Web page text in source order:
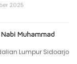
2025
Muhammad
Lumpur Sidoarjo